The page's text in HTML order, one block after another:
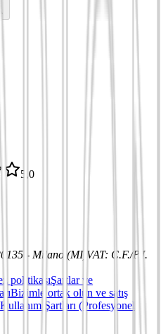
5,0
- Milano (MI) VAT: C.F./P.I.
politikasıŞartlar ve
Bizimle ortak olun ve satış
Şartları (Profesyonel